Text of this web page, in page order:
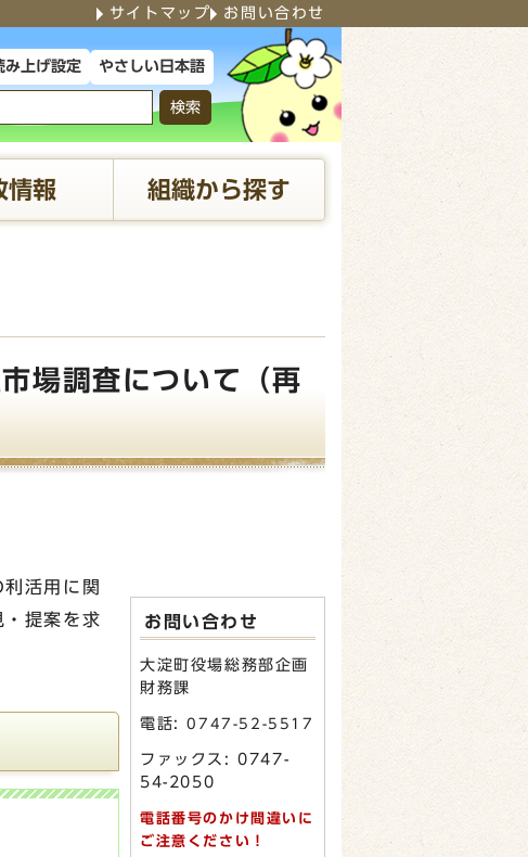
サイトマップ お問い合わせ
み上げ設定 やさしい日本語
検索
情報 組織から探す
場調査について（再
活用に関
提案を求
お問い合わせ
大淀町役場総務部企画
財務課
電話:0747-52-5517
ファックス: 0747-
54-2050
電話番号のかけ間違いに
ご注意ください！